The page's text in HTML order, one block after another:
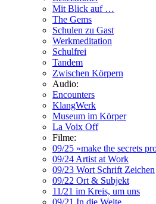
Mit Blick auf …
The Gems
Schulen zu Gast
Werkmeditation
Schulfrei
Tandem
Zwischen Körpern
Audio:
Encounters
KlangWerk
Museum im Körper
La Voix Off
Filme:
09/25 »make the secrets
09/24 Artist at Work
09/23 Wort Schrift Zeichen
09/22 Ort & Subjekt
11/21 im Kreis, um uns
09/21 In die Weite